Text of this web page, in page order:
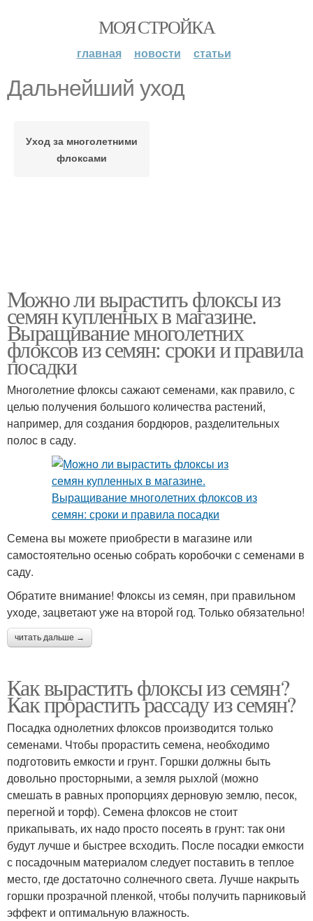
МОЯ СТРОЙКА
главная новости статьи
Дальнейший уход
Уход за многолетними
флоксами
Можно ли вырастить флоксы из
семян купленных в магазине.
Выращивание многолетних
флоксов из семян: сроки и правила
посадки
Многолетние флоксы сажают семенами, как правило, с
целью получения большого количества растений,
например, для создания бордюров, разделительных
полос в саду.
Семена вы можете приобрести в магазине или
самостоятельно осенью собрать коробочки с семенами в
саду.
Обратите внимание! Флоксы из семян, при правильном
уходе, зацветают уже на второй год. Только обязательно!
читать дальше →
Как вырастить флоксы из семян?
Как прорастить рассаду из семян?
Посадка однолетних флоксов производится только
семенами. Чтобы прорастить семена, необходимо
подготовить емкости и грунт. Горшки должны быть
довольно просторными, а земля рыхлой (можно
смешать в равных пропорциях дерновую землю, песок,
перегной и торф). Семена флоксов не стоит
прикапывать, их надо просто посеять в грунт: так они
будут лучше и быстрее всходить. После посадки емкости
с посадочным материалом следует поставить в теплое
место, где достаточно солнечного света. Лучше накрыть
горшки прозрачной пленкой, чтобы получить парниковый
эффект и оптимальную влажность.